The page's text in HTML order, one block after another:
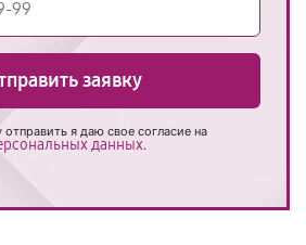
заявку
я даю свое согласие на
данных.